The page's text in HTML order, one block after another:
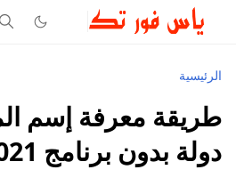
الرئيسية
طريقة معرفة إسم
دولة بدون برنامج 2021